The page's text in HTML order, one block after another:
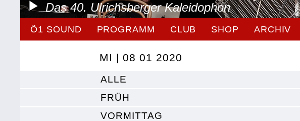
Das 40. Ulrichsberger Kaleidophon
Ö1 SOUND PROGRAMM CLUB SHOP ARCHIV
MI | 08 01 2020
ALLE
FRÜH
VORMITTAG